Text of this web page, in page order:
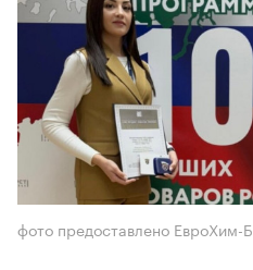
фото предоставлено ЕвроХим-